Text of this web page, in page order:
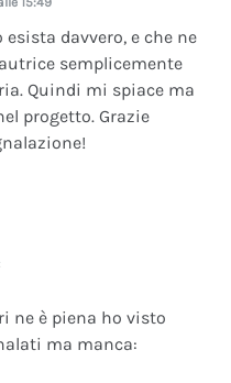
davvero, e che ne
semplicemente
Quindi mi spiace ma
progetto. Grazie
ne è piena ho visto
ma manca: